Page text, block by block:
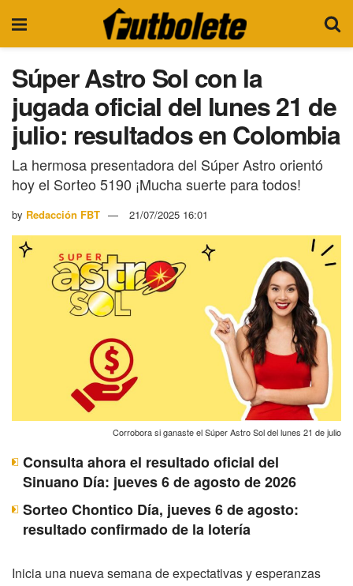
Súper Astro Sol con la
jugada oficial del lunes 21 de
julio: resultados en Colombia
La hermosa presentadora del Súper Astro orientó
hoy el Sorteo 5190 ¡Mucha suerte para todos!
by Redacción FBT 21/07/2025 16:01
Corrobora si ganaste el Súper Astro Sol del lunes 21 de julio
Consulta ahora el resultado oficial del
Sinuano Día: jueves 6 de agosto de 2026
Sorteo Chontico Día, jueves 6 de agosto:
resultado confirmado de la lotería
Inicia una nueva semana de expectativas y esperanzas